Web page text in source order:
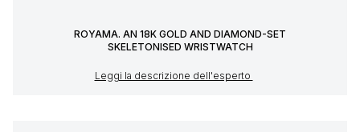
ROYAMA. AN 18K GOLD AND DIAMOND-SET
SKELETONISED WRISTWATCH
Leggi la descrizione dell'esperto